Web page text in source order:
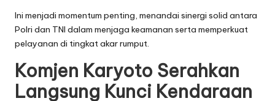
Ini menjadi momentum penting, menandai sinergi solid antara
Polri dan TNI dalam menjaga keamanan serta memperkuat
pelayanan di tingkat akar rumput.
Komjen Karyoto Serahkan
Langsung Kunci Kendaraan